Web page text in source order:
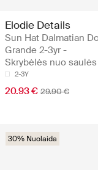
Elodie Details
Sun Hat Dalmatian
Grande 2-3yr -
Skrybėlės nuo saulės
2-3Y
20.93 € 29.90 €
30% Nuolaida